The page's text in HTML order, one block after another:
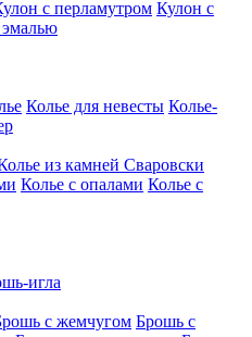
с перламутром Кулон с
Колье для невесты Колье-
из камней Сваровски
Колье с опалами Колье с
игла
с жемчугом Брошь с